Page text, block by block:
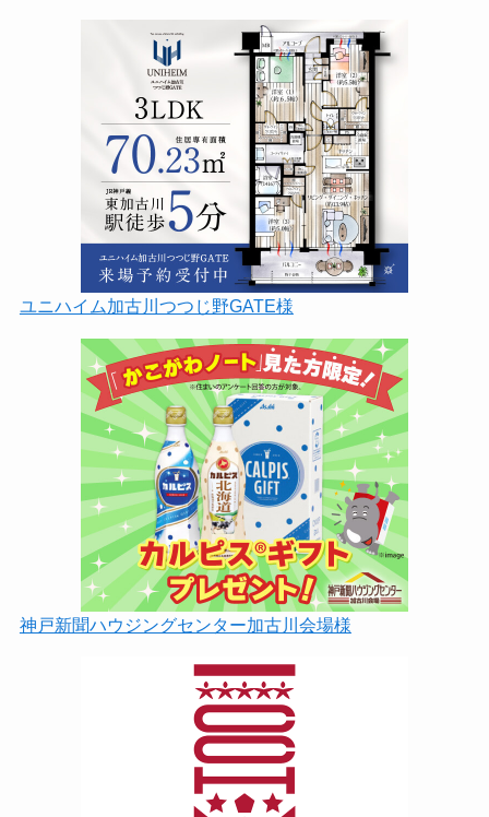
ユニハイム加古川つつじ野GATE様
神戸新聞ハウジングセンター加古川会場様